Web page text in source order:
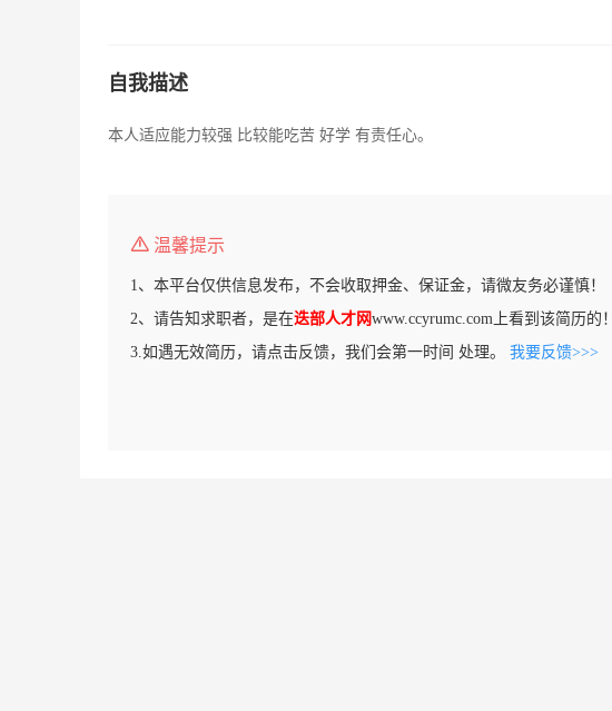
自我描述
本人适应能力较强 比较能吃苦 好学 有责任心。
温馨提示
1、本平台仅供信息发布，不会收取押金、保证金，请微友务必谨慎！
2、请告知求职者，是在迭部人才网www.ccyrumc.com上看到该简历的！
3.如遇无效简历，请点击反馈，我们会第一时间 处理。 我要反馈>>>